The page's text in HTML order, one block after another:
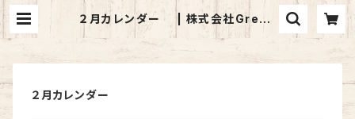
２月カレンダー | 株式会社Green
樹
２月カレンダー